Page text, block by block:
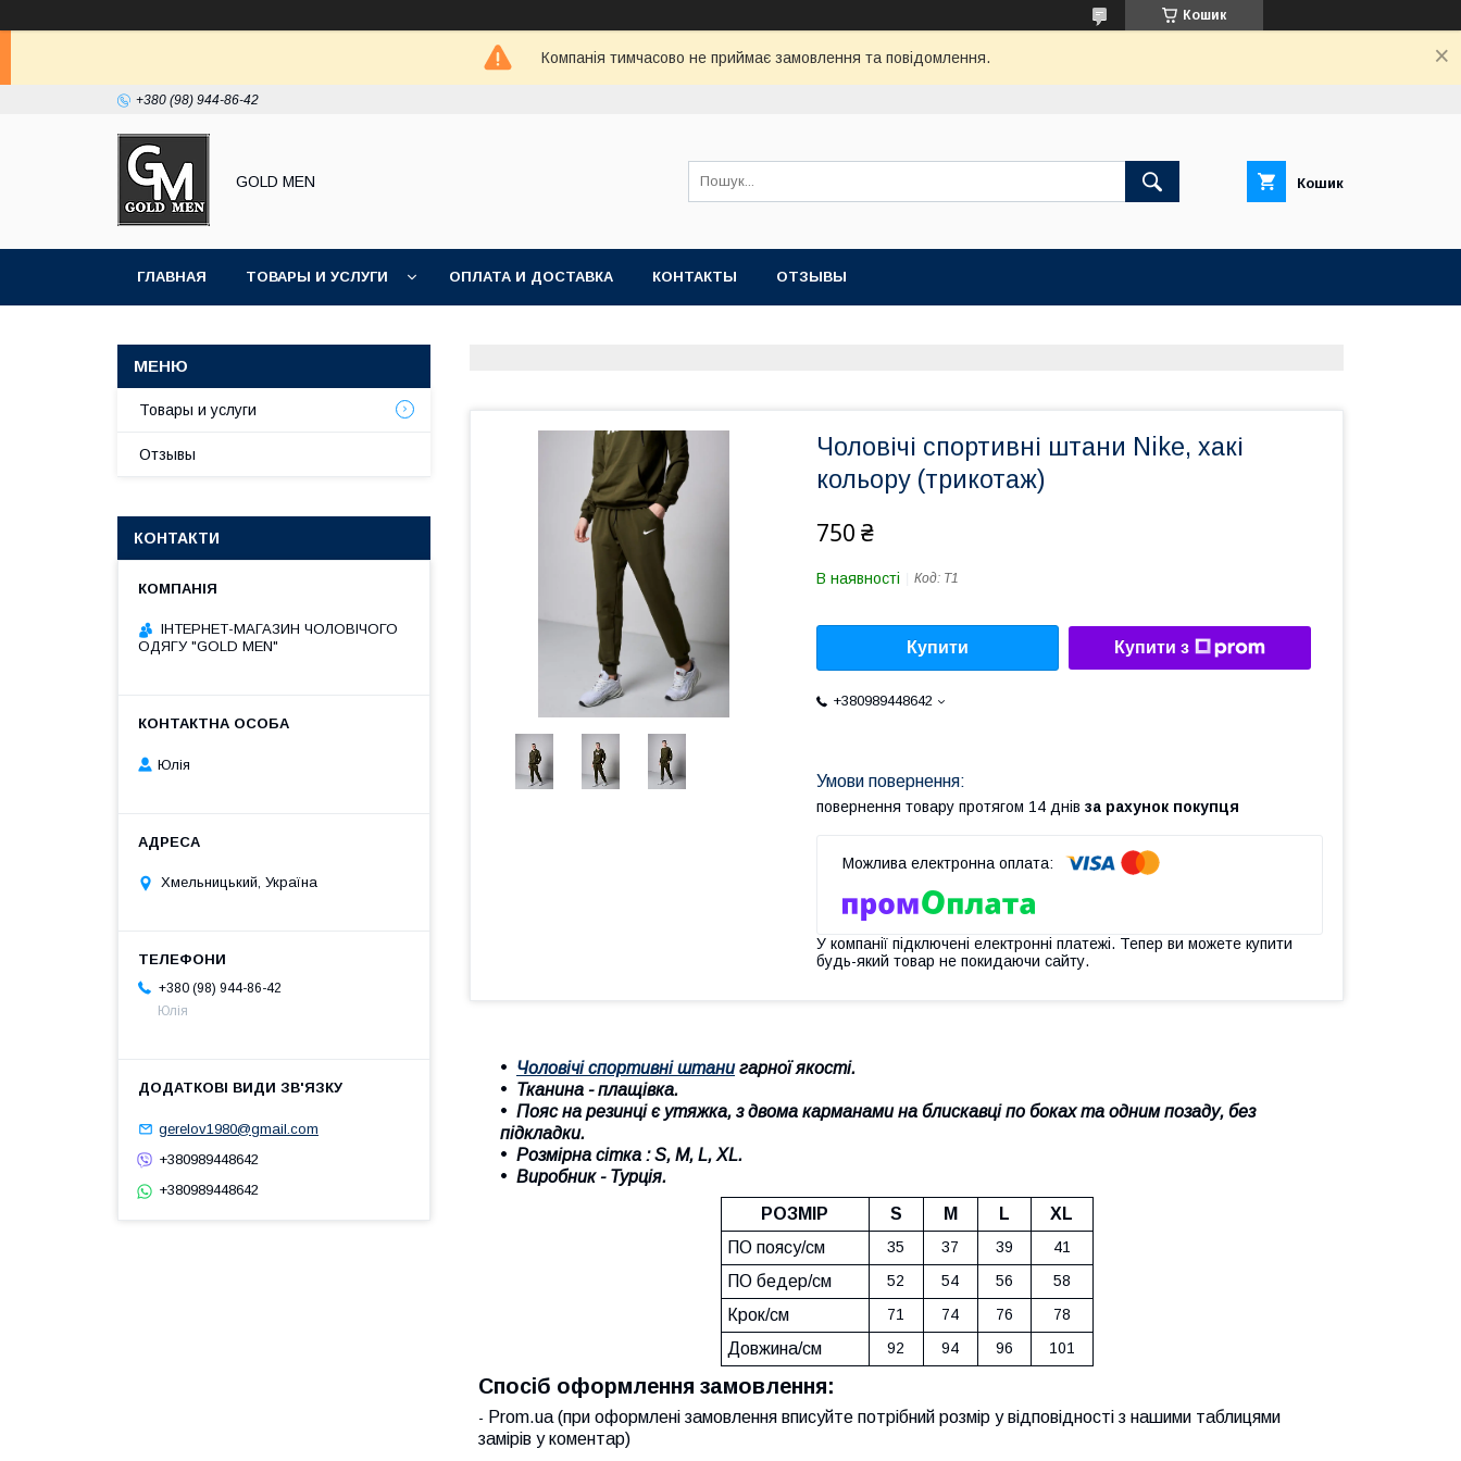
Кошик
Компанія тимчасово не приймає замовлення та повідомлення.
+380 (98) 944-86-42
GOLD MEN Кошик
ГЛАВНАЯ ТОВАРЫ И УСЛУГИ ОПЛАТА И ДОСТАВКА КОНТАКТЫ ОТЗЫВЫ
Чоловічі спортивні штани Nike, хакі
кольору (трикотаж)
750 ₴
В наявності Код: T1
Купити Купити з
+380989448642
повернення товару протягом 14 днів за рахунок покупця
У компанії підключені електронні платежі. Тепер ви можете купити
будь-який товар не покидаючи сайту.
Чоловічі спортивні штанигарної якості.
Тканина - плащівка.
Пояс на резинці є утяжка, з двома карманами на блискавці по боках та одним позаду, без
підкладки.
Розмірна сітка :S, M, L, XL.
Виробник - Турція.
РОЗМІР
S M L
XL
ПО поясу/см
35 37 39 41
ПО бедер/см 52 54 56 58
Крок/см 71 74 76 78
Довжина/см 92 94 96 101
Спосіб оформлення замовлення:
- Prom.ua (при оформлені замовлення вписуйте потрібний розмір у відповідності з нашими таблицями
замірів у коментар)
Товары и услуги
Отзывы
КОНТАКТИ
ІНТЕРНЕТ-МАГАЗИН ЧОЛОВІЧОГО
ОДЯГУ "GOLD MEN"
Юлія
Хмельницький, Україна
+380 (98) 944-86-42
Юлія
gerelov1980@gmail.com
+380989448642
+380989448642